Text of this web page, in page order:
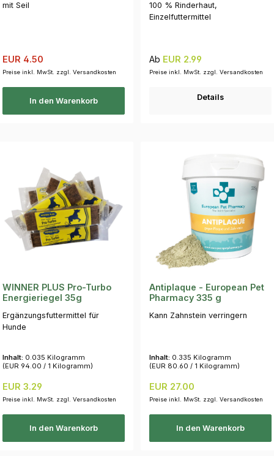
mit Seil
Verkaufspreis:
EUR 4.50
Preise inkl. MwSt. zzgl. Versandkosten
In den Warenkorb
100 % Rinderhaut,
Einzelfuttermittel
Regulärer Preis:
Ab EUR 2.99
Preise inkl. MwSt. zzgl. Versandkosten
Details
WINNER PLUS Pro-Turbo
Energieriegel 35g
Ergänzungsfuttermittel für
Hunde
Inhalt: 0.035 Kilogramm
(EUR 94.00 / 1 Kilogramm)
Regulärer Preis:
EUR 3.29
Preise inkl. MwSt. zzgl. Versandkosten
In den Warenkorb
Antiplaque - European Pet
Pharmacy 335 g
Kann Zahnstein verringern
Inhalt: 0.335 Kilogramm
(EUR 80.60 / 1 Kilogramm)
Regulärer Preis:
EUR 27.00
Preise inkl. MwSt. zzgl. Versandkosten
In den Warenkorb